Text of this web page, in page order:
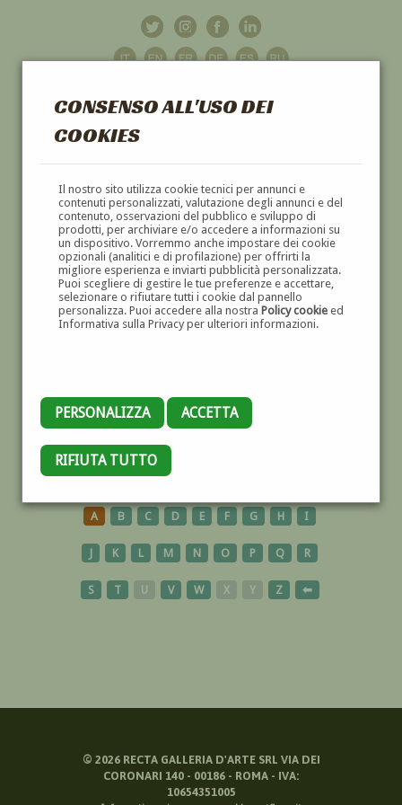
CONSENSO ALL'USO DEI
COOKIES
Il nostro sito utilizza cookie tecnici per annunci e
contenuti personalizzati, valutazione degli annunci e del
contenuto, osservazioni del pubblico e sviluppo di
prodotti, per archiviare e/o accedere a informazioni su
un dispositivo. Vorremmo anche impostare dei cookie
opzionali (analitici e di profilazione) per offrirti la
migliore esperienza e inviarti pubblicità personalizzata.
Puoi scegliere di gestire le tue preferenze e accettare,
selezionare o rifiutare tutti i cookie dal pannello
personalizza. Puoi accedere alla nostra Policy cookieed
Informativa sulla Privacy per ulteriori informazioni.
PERSONALIZZA ACCETTA
RIFIUTA TUTTO
GALLERIAD'ARTE
DIPINTI E SCULTURE '800 E '900
LAGUNA
A B C D E F G H I
J K L M N O P Q R
S T U V W X Y Z ⬅
© 2026RECTA GALLERIA D'ARTE SRL VIA DEI
CORONARI 140 - 00186 - ROMA - IVA:
10654351005